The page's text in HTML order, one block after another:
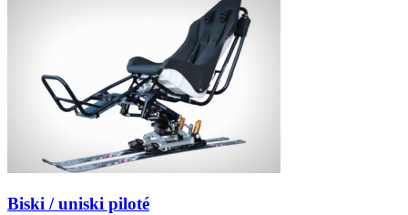
Biski / uniski piloté